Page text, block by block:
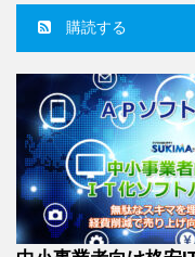
購読する